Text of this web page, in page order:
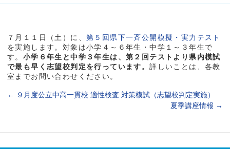
７月１１日（土）に、 第５回県下一斉公開模擬・実力テスト
を実施します。対象は小学４～６年生・中学１～３年生で
す。 小学６年生と中学３年生は、第２回テストより県内模試
で最も早く志望校判定を行っています。詳しいことは、各教
室までお問い合わせください。
← ９月度公立中高一貫校 適性検査 対策模試（志望校判定実施）
夏季講座情報 →